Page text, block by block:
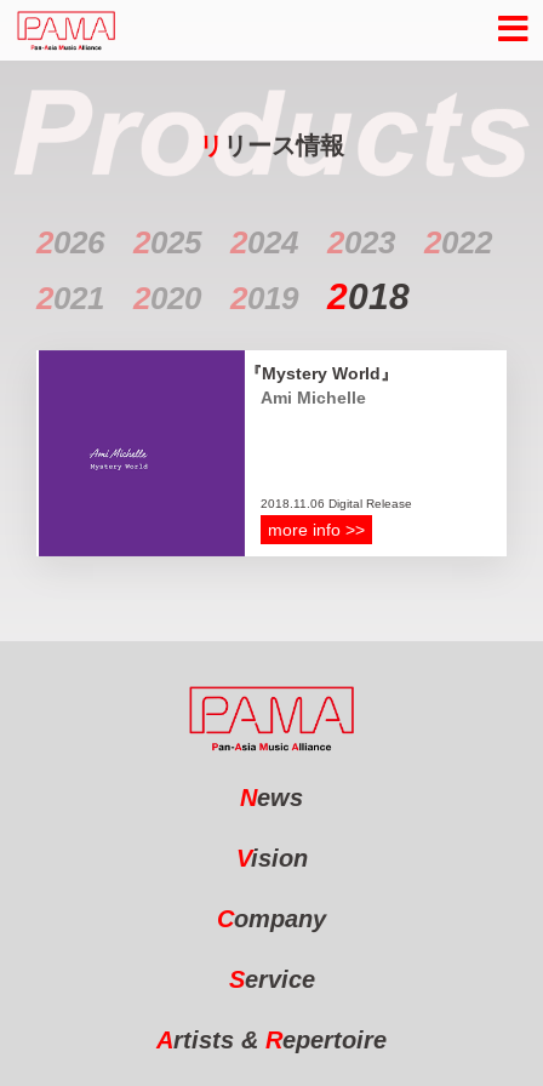
リ リース情報
2026 2025 2024 2023 2022
2021 2020 2019 2018
Mystery World
Ami Michelle
2018.11.06 Digital Release
more info >>
News
Vision
Company
Service
Artists & Repertoire